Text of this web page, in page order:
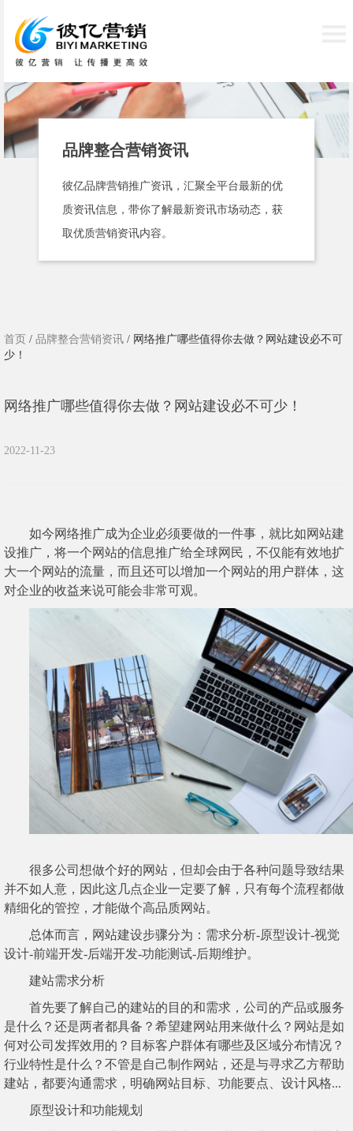
品牌整合营销资讯
彼亿品牌营销推广资讯，汇聚全平台最新的优
质资讯信息，带你了解最新资讯市场动态，获
取优质营销资讯内容。
首页 / 品牌整合营销资讯 / 网络推广哪些值得你去做？网站建设必不可
少！
网络推广哪些值得你去做？网站建设必不可少！
2022-11-23
如今网络推广成为企业必须要做的一件事，就比如网站建
设推广，将一个网站的信息推广给全球网民，不仅能有效地扩
大一个网站的流量，而且还可以增加一个网站的用户群体，这
对企业的收益来说可能会非常可观。
很多公司想做个好的网站，但却会由于各种问题导致结果
并不如人意，因此这几点企业一定要了解，只有每个流程都做
精细化的管控，才能做个高品质网站。
总体而言，网站建设步骤分为：需求分析-原型设计-视觉
设计-前端开发-后端开发-功能测试-后期维护。
建站需求分析
首先要了解自己的建站的目的和需求，公司的产品或服务
是什么？还是两者都具备？希望建网站用来做什么？网站是如
何对公司发挥效用的？目标客户群体有哪些及区域分布情况？
行业特性是什么？不管是自己制作网站，还是与寻求乙方帮助
建站，都要沟通需求，明确网站目标、功能要点、设计风格...
原型设计和功能规划